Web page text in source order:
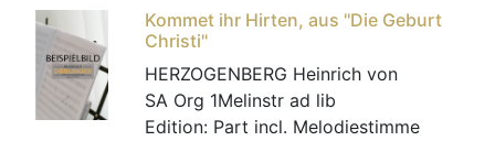
Kommet ihr Hirten, aus ''Die Geburt
Christi''
HERZOGENBERG Heinrich von
SA Org 1Melinstr ad lib
Edition: Part incl. Melodiestimme